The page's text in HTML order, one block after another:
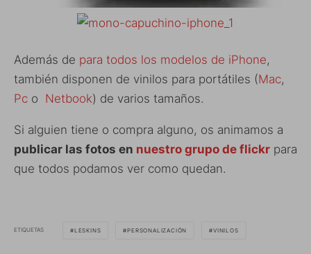
Además de para todos los modelos de iPhone,
también disponen de vinilos para portátiles (Mac,
Pc o Netbook) de varios tamaños.
Si alguien tiene o compra alguno, os animamos a
publicar las fotos en nuestro grupo de flickr para
que todos podamos ver como quedan.
ETIQUETAS LESKINS PERSONALIZACIÓN VINILOS